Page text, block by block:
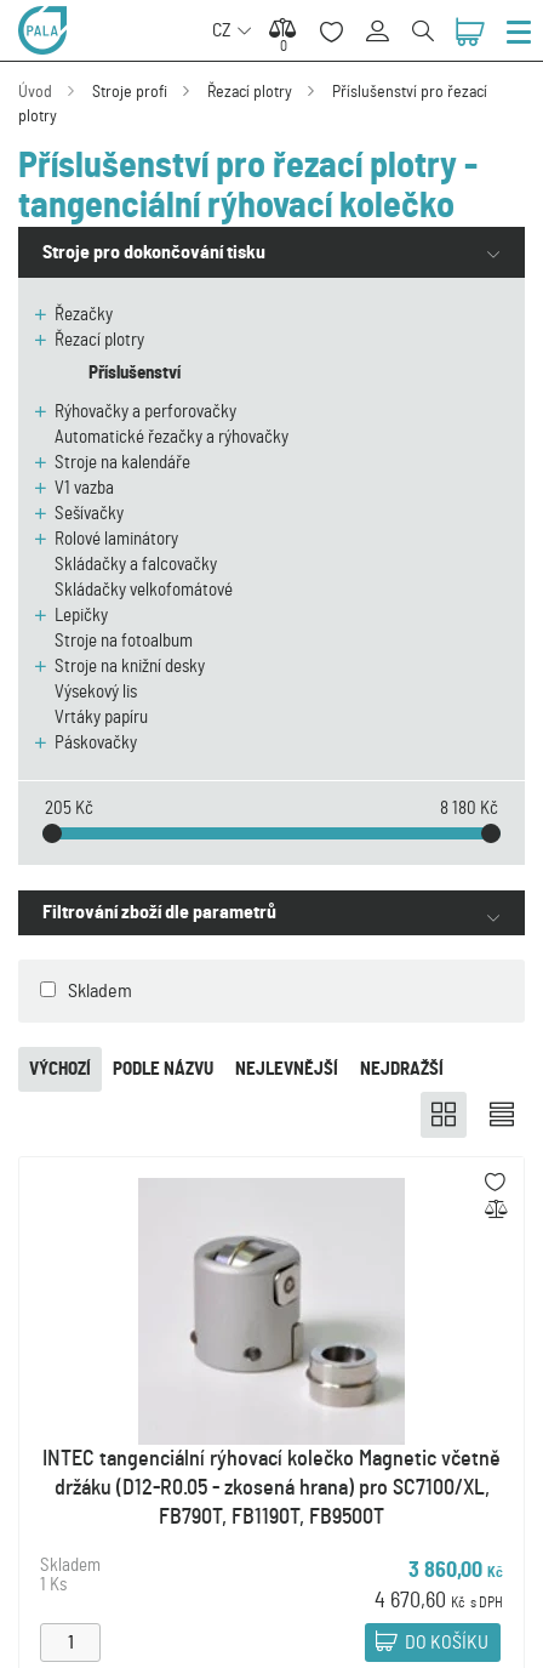
CZ
0
0
Úvod Stroje profi Řezací plotry
Příslušenství pro řezací
plotry
Příslušenství pro řezací plotry -
tangenciální rýhovací kolečko
Stroje pro dokončování tisku
Řezačky
Řezací plotry
Příslušenství
Rýhovačky a perforovačky
Automatické řezačky a rýhovačky
Stroje na kalendáře
V1 vazba
Sešívačky
Rolové laminátory
Skládačky a falcovačky
Skládačky velkofomátové
Lepičky
Stroje na fotoalbum
Stroje na knižní desky
Výsekový lis
Vrtáky papíru
Páskovačky
205 Kč 8 180 Kč
Filtrování zboží dle parametrů
Skladem
NEJLEVNĚJŠÍ NEJDRAŽŠÍ
PODLE NÁZVU
VÝCHOZÍ
INTEC tangenciální rýhovací kolečko Magnetic včetně
držáku (D12-R0.05 - zkosená hrana) pro SC7100/XL,
FB790T, FB1190T, FB9500T
Skladem
1 Ks
3 860,00 Kč
4 670,60 Kč s DPH
DO KOŠÍKU